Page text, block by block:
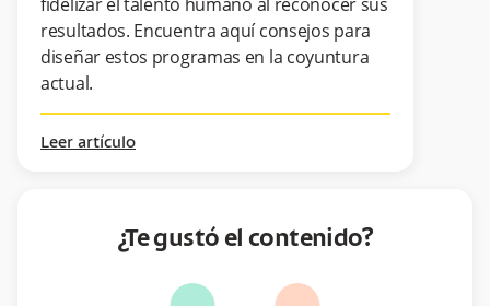
resultados. Encuentra aquí consejos para
diseñar estos programas en la coyuntura
actual.
Leer artículo
¿Te gustó el contenido?